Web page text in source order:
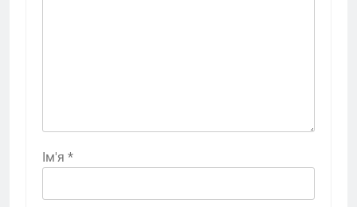
Ім'я *